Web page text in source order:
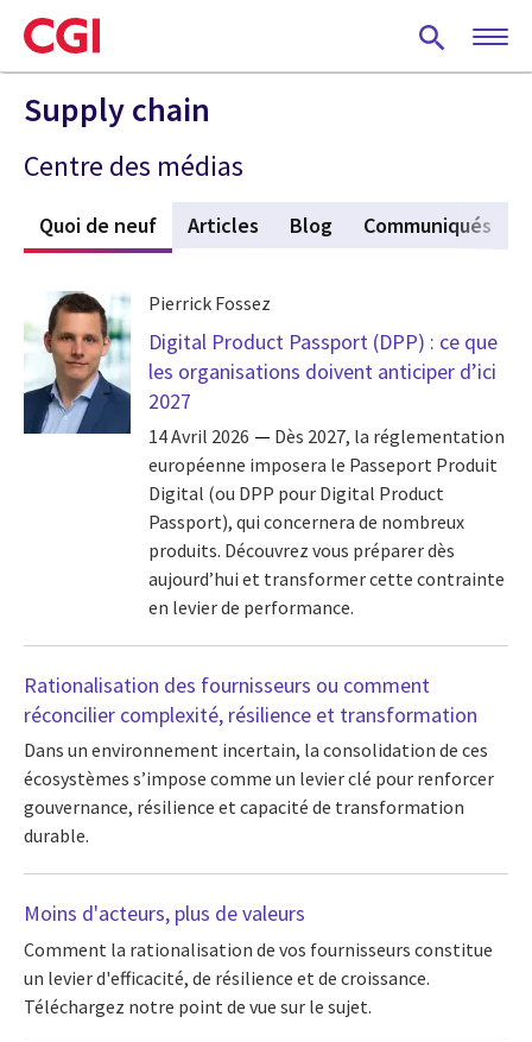
Skip
to
main
content
Supply chain
Centre des médias
Quoi de neuf (active tab)
Articles Blog Communiqués
Pierrick Fossez
Digital Product Passport (DPP) : ce que
les organisations doivent anticiper d’ici
2027
14 Avril 2026
Dès 2027, la réglementation
européenne imposera le Passeport Produit
Digital (ou DPP pour Digital Product
Passport), qui concernera de nombreux
produits. Découvrez vous préparer dès
aujourd’hui et transformer cette contrainte
en levier de performance.
Rationalisation des fournisseurs ou comment
réconcilier complexité, résilience et transformation
Dans un environnement incertain, la consolidation de ces
écosystèmes s’impose comme un levier clé pour renforcer
gouvernance, résilience et capacité de transformation
durable.
Moins d'acteurs, plus de valeurs
Comment la rationalisation de vos fournisseurs constitue
un levier d'efficacité, de résilience et de croissance.
Téléchargez notre point de vue sur le sujet.